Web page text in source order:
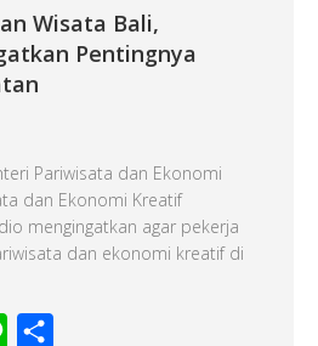
Wisata Bali,
Pentingnya
Pariwisata dan Ekonomi
dan Ekonomi Kreatif
mengingatkan agar pekerja
dan ekonomi kreatif di
Line